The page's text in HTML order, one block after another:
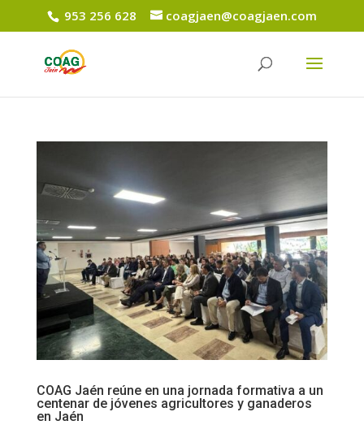
953 256 628 coagjaen@coagjaen.com
COAG Jaén reúne en una jornada formativa a un
centenar de jóvenes agricultores y ganaderos
en Jaén